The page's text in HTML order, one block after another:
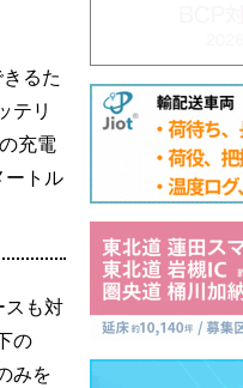
るた
テリ
充電
ートル
スも対
の
みを